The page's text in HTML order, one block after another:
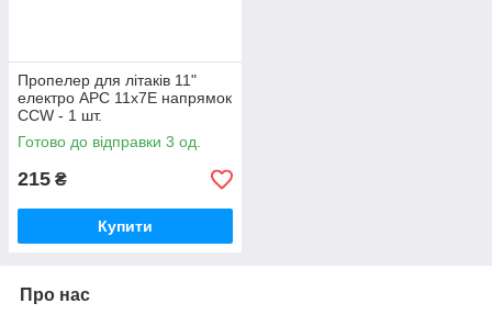
Пропелер для літаків 11"
електро APC 11x7E напрямок
CCW - 1 шт.
Готово до відправки 3 од.
215 ₴
Купити
Про нас